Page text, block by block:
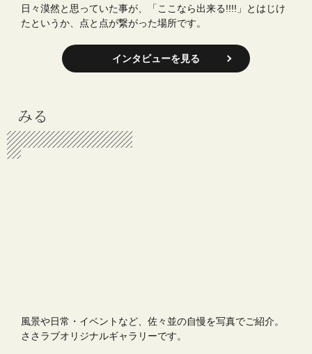
日々漠然と思っていた事が、「ここなら出来る!!!!」とはじけ
たというか、点と点が繋がった場所です。
インタビューを見る
みる
風景や日常・イベントなど、佐々並の自慢を写真でご紹介。
ささラブオリジナルギャラリーです。